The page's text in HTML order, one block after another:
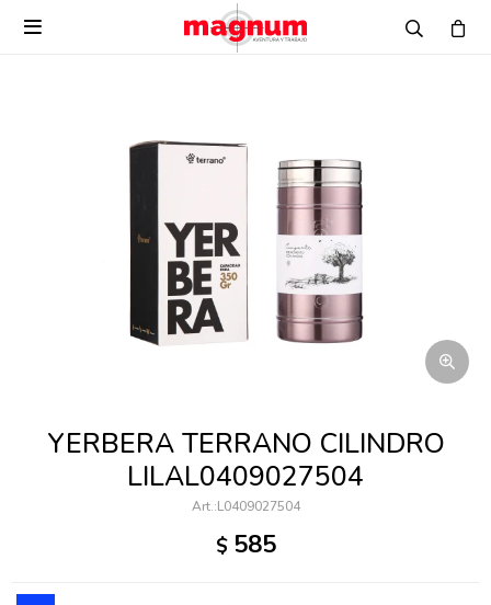

YERBERA TERRANO CILINDRO
LILAL0409027504
L0409027504
$ 585